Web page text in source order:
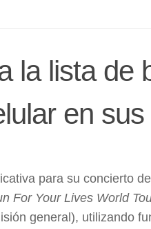
la lista de
en
para su concierto
For Your Lives World
general), utilizando